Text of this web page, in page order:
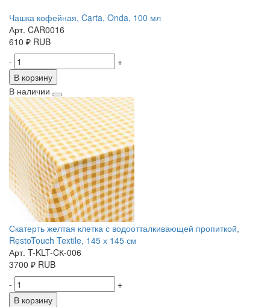
Чашка кофейная, Carta, Onda, 100 мл
Арт. CAR0016
610 ₽ RUB
-
+
В корзину
В наличии
Скатерть желтая клетка с водоотталкивающей пропиткой,
RestoTouch Textile, 145 х 145 см
Арт. T-KLT-CК-006
3700 ₽ RUB
-
+
В корзину